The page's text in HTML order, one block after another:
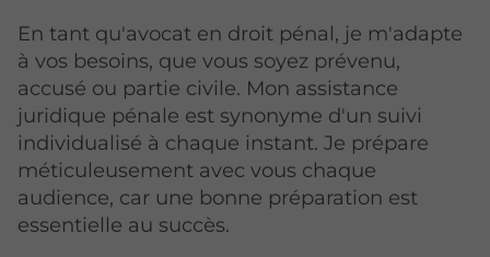
En tant qu'avocat en droit pénal, je m'adapte
à vos besoins, que vous soyez prévenu,
accusé ou partie civile. Mon assistance
juridique pénale est synonyme d'un suivi
individualisé à chaque instant. Je prépare
méticuleusement avec vous chaque
audience, car une bonne préparation est
essentielle au succès.